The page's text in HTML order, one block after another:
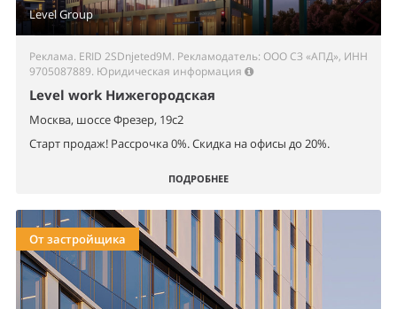
Level Group
Реклама. ERID 2SDnjeted9M. Рекламодатель: ООО СЗ «АПД», ИНН
9705087889. Юридическая информация
Level work Нижегородская
Москва, шоссе Фрезер, 19с2
Старт продаж! Рассрочка 0%. Скидка на офисы до 20%.
ПОДРОБНЕЕ
От застройщика